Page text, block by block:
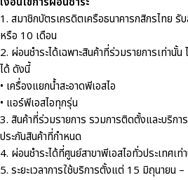
1. สมาชิกบัตรเครดิตเครือธนาคารกสิกรไทย รั
หรือ 10 เดือน
2. ผ่อนชำระได้เฉพาะสินค้าที่ร่วมรายการเท่านั้
ได้ ดังนี้
• เครื่องแยกน้ำสะอาดพีเอสไอ
• แอร์พีเอสไอทุกรุ่น
3. สินค้าที่ร่วมรายการ รวมการติดตั้งและบริกา
ประกันสินค้าที่กำหนด
4. ผ่อนชำระได้ที่ศูนย์สาขาพีเอสไอทั่วประเทศเ
5. ระยะเวลาการใช้บริการตั้งแต่ 15 มิถุนายน